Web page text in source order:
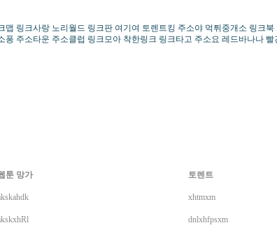
맵 링크사랑 노리월드 링크판 여기여 토렌트킹 주소야 먹튀중개소 링크
퐁 주소타운 주소클럽 링크모아 착한링크 링크타고 주소요 레드바나나
툰 망가 토렌트
xhtmxm
dnlxhfpsxm